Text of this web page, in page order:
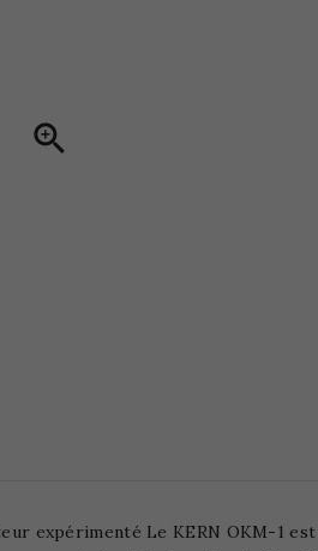

expérimenté Le KERN OKM-1